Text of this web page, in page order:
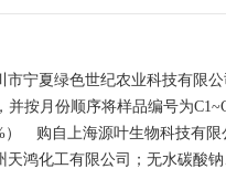
宁夏绿色世纪农业科技有限
按月份顺序将样品编号为
） 购自上海源叶生物科技
鸿化工有限公司；无水碳酸